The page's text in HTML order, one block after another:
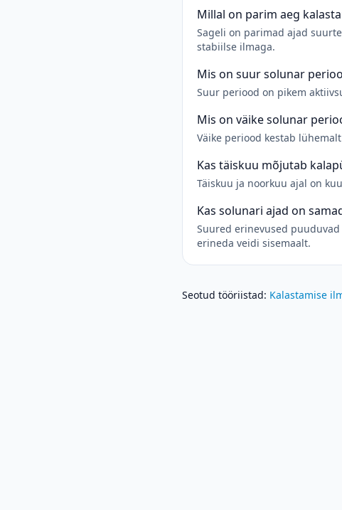
Millal on parim aeg
Sageli on parimad ajad
stabiilse ilmaga.
Mis on suur solunar
Suur periood on pikem
Mis on väike solunar
Väike periood kestab
Kas täiskuu mõjutab
Täiskuu ja noorkuu ajal on
Kas solunari ajad on
Suured erinevused
erineda veidi sisemaalt.
Seotud tööriistad: Kalastamise